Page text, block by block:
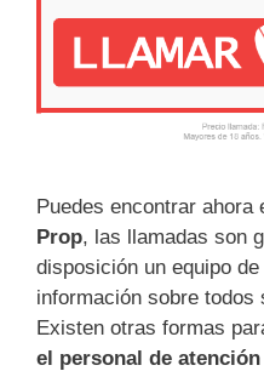
Puedes encontrar ahora
Prop, las llamadas son
disposición un equipo
información sobre
Existen otras formas
el personal de